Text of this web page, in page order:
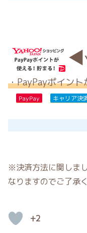
◀
・PayPayポイン
PayPay キャリア決
※決済方法に関しま
なりますのでご了承
+2